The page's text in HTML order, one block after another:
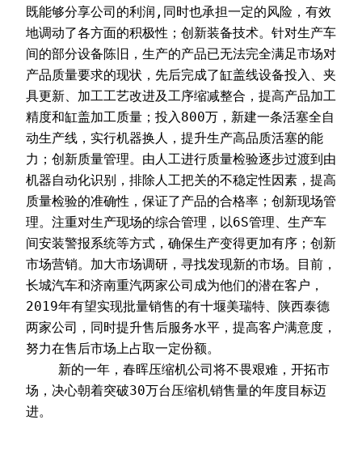
既能够分享公司的利润,同时也承担一定的风险，有效
地调动了各方面的积极性；创新装备技术。针对生产车
间的部分设备陈旧，生产的产品已无法完全满足市场对
产品质量要求的现状，先后完成了缸盖线设备投入、夹
具更新、加工工艺改进及工序缩减整合，提高产品加工
精度和缸盖加工质量；投入800万，新建一条活塞全自
动生产线，实行机器换人，提升生产高品质活塞的能
力；创新质量管理。由人工进行质量检验逐步过渡到由
机器自动化识别，排除人工把关的不稳定性因素，提高
质量检验的准确性，保证了产品的合格率；创新现场管
理。注重对生产现场的综合管理，以6S管理、生产车
间安装警报系统等方式，确保生产变得更加有序；创新
市场营销。加大市场调研，寻找发现新的市场。目前，
长城汽车和济南重汽两家公司成为他们的潜在客户，
2019年有望实现批量销售的有十堰美瑞特、陕西泰德
两家公司，同时提升售后服务水平，提高客户满意度，
努力在售后市场上占取一定份额。
场，决心朝着突破30万台压缩机销售量的年度目标迈
进。